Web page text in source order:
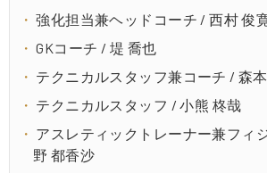
強化担当兼ヘッドコーチ / 西村 俊
GKコーチ / 堤 喬也
テクニカルスタッフ兼コーチ / 森
テクニカルスタッフ / 小熊 柊哉
アスレティックトレーナー兼フィ
野 都香沙